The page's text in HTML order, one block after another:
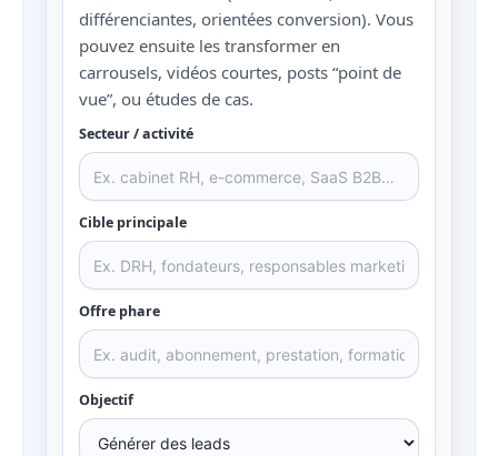
différenciantes, orientées conversion). Vous
pouvez ensuite les transformer en
carrousels, vidéos courtes, posts “point de
vue”, ou études de cas.
Secteur / activité
Cible principale
Offre phare
Objectif